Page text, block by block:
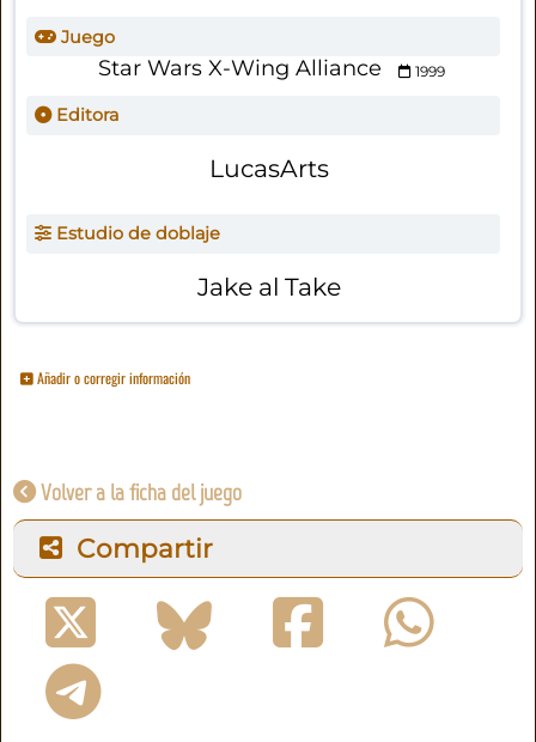
Juego
Star Wars X-Wing Alliance 1999
Editora
LucasArts
Estudio de doblaje
Jake al Take
Añadir o corregir información
Volver a la ficha del juego
Compartir